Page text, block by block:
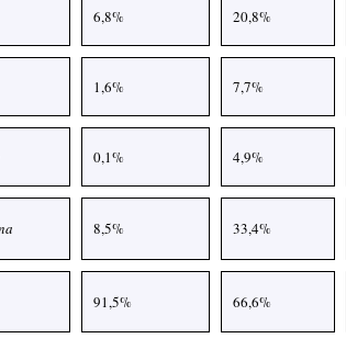
6,8% 20,8%
1,6% 7,7%
0,1% 4,9%
8,5% 33,4%
91,5% 66,6%